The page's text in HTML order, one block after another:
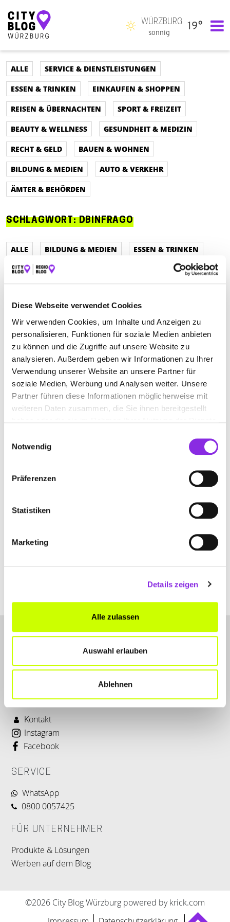
Diese Webseite verwendet Cookies
Wir verwenden Cookies, um Inhalte und Anzeigen zu
personalisieren, Funktionen für soziale Medien anbieten
zu können und die Zugriffe auf unsere Website zu
analysieren. Außerdem geben wir Informationen zu Ihrer
Verwendung unserer Website an unsere Partner für
soziale Medien, Werbung und Analysen weiter. Unsere
Partner führen diese Informationen möglicherweise mit
weiteren Daten zusammen, die Sie ihnen bereitgestellt
Notwendig
Präferenzen
Statistiken
Marketing
Details zeigen
Alle zulassen
Auswahl erlauben
Ablehnen
Hauptnavigation
WÜRZBURG
sonnig
19°
ALLE
SERVICE & DIENSTLEISTUNGEN
ESSEN & TRINKEN
EINKAUFEN & SHOPPEN
REISEN & ÜBERNACHTEN
SPORT & FREIZEIT
BEAUTY & WELLNESS
GESUNDHEIT & MEDIZIN
RECHT & GELD
BAUEN & WOHNEN
BILDUNG & MEDIEN
AUTO & VERKEHR
ÄMTER & BEHÖRDEN
SCHLAGWORT:DBINFRAGO
ALLE BILDUNG & MEDIEN
ESSEN & TRINKEN
REISEN & ÜBERNACHTEN
SPORT & FREIZEIT
BEAUTY & WELLNESS
GESUNDHEIT & MEDIZIN
RECHT & GELD
BAUEN & WOHNEN
AUTO & VERKEHR
ÄMTER & BEHÖRDEN
SHOPPING & PRODUKTE
EINKAUFEN & SHOPPEN
DIE LOTSEN AUF DEN GLEISEN: WERDE …
Mehr erfahren
LET'S CONNECT
Kontakt
Instagram
Facebook
SERVICE
WhatsApp
0800 0057425
FÜR UNTERNEHMER
Produkte & Lösungen
Werben auf dem Blog
©2026 City Blog Würzburg powered by krick.com